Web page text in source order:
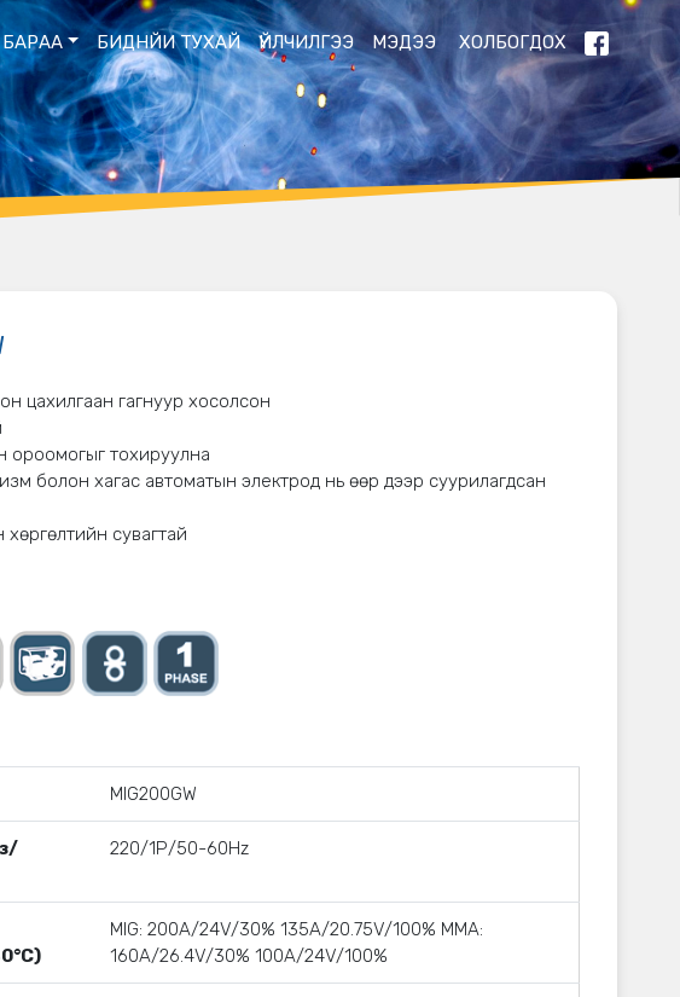
БАРАА БИДНЙИ ТУХАЙ ҮЙЛЧИЛГЭЭ МЭДЭЭ ХОЛБОГДОХ
цахилгаан гагнуур хосолсон
ороомогыг тохируулна
болон хагас автоматын электрод нь өөр дээр суурилагдсан
хөргөлтийн сувагтай
MIG200GW
220/1Р/50-60Hz
MIG: 200A/24V/30% 135A/20.75V/100% MMA:
160A/26.4V/30% 100A/24V/100%